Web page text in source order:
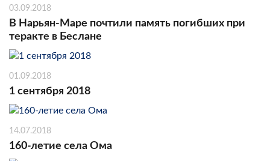
03.09.2018
В Нарьян-Маре почтили память погибших при
теракте в Беслане
01.09.2018
1 сентября 2018
14.07.2018
160-летие села Ома